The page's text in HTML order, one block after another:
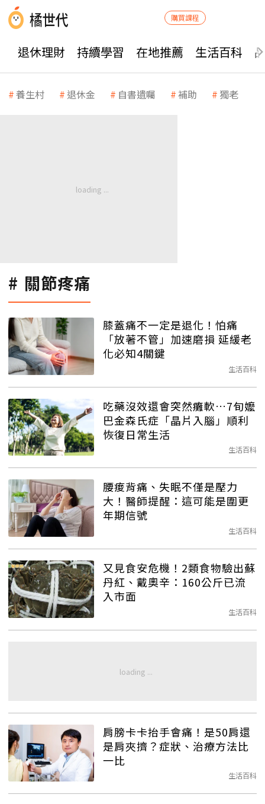
購買課程
退休理財 持續學習 在地推薦 生活百科
養生村 退休金 自書遺囑 補助 獨老
關節疼痛
膝蓋痛不一定是退化！怕痛
「放著不管」加速磨損 延緩老
化必知4關鍵
生活百科
吃藥沒效還會突然癱軟…7旬嬤
巴金森氏症「晶片入腦」順利
恢復日常生活
生活百科
腰痠背痛、失眠不僅是壓力
大！醫師提醒：這可能是圍更
年期信號
生活百科
又見食安危機！2類食物驗出蘇
丹紅、戴奧辛：160公斤已流
入市面
生活百科
肩膀卡卡抬手會痛！是50肩還
是肩夾擠？症狀、治療方法比
一比
生活百科